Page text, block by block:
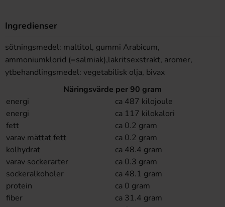
Ingredienser
sötningsmedel: maltitol, gummi Arabicum,
ammoniumklorid (=salmiak),lakritsexstrakt, aromer,
ytbehandlingsmedel: vegetabilisk olja, bivax
Näringsvärde per 90 gram
energi
ca 487 kilojoule
energi
ca 117 kilokalori
fett
ca 0.2 gram
varav mättat fett
ca 0.2 gram
kolhydrat
ca 48.4 gram
varav sockerarter
ca 0.3 gram
sockeralkoholer
ca 48.1 gram
protein
ca 0 gram
fiber
ca 31.4 gram